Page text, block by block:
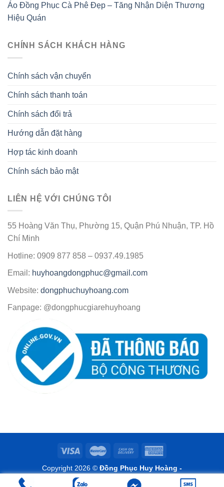
Áo Đồng Phục Cà Phê Đẹp – Tăng Nhận Diện Thương
Hiệu Quán
CHÍNH SÁCH KHÁCH HÀNG
Chính sách vận chuyển
Chính sách thanh toán
Chính sách đổi trả
Hướng dẫn đặt hàng
Hợp tác kinh doanh
Chính sách bảo mật
LIÊN HỆ VỚI CHÚNG TÔI
55 Hoàng Văn Thụ, Phường 15, Quận Phú Nhuận, TP. Hồ
Chí Minh
Hotline: 0909 877 858 – 0937.49.1985
Email: huyhoangdongphuc@gmail.com
Website: dongphuchuyhoang.com
Fanpage: @dongphucgiarehuyhoang
Copyright 2026 © Đồng Phục Huy Hoàng -
www.dongphuchuyhoang.com